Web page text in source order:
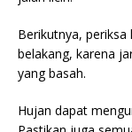
Berikutnya,
belakang, karena
yang basah.
Hujan dapat